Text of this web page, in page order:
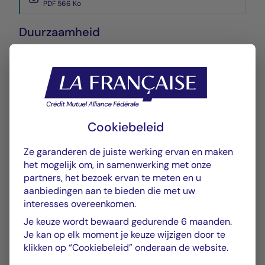
PDF 566 Ko
Duurzaamheid
PDF 570 Ko
Prestaties
Historique VL
Performances Passées
PDF 623 Ko
Scénarios de Performance 2025-04-30
PDF 523 Ko
Cookiebeleid
Ze garanderen de juiste werking ervan en maken
het mogelijk om, in samenwerking met onze
partners, het bezoek ervan te meten en u
aanbiedingen aan te bieden die met uw
interesses overeenkomen.
Je keuze wordt bewaard gedurende 6 maanden.
Je kan op elk moment je keuze wijzigen door te
klikken op “Cookiebeleid” onderaan de website.